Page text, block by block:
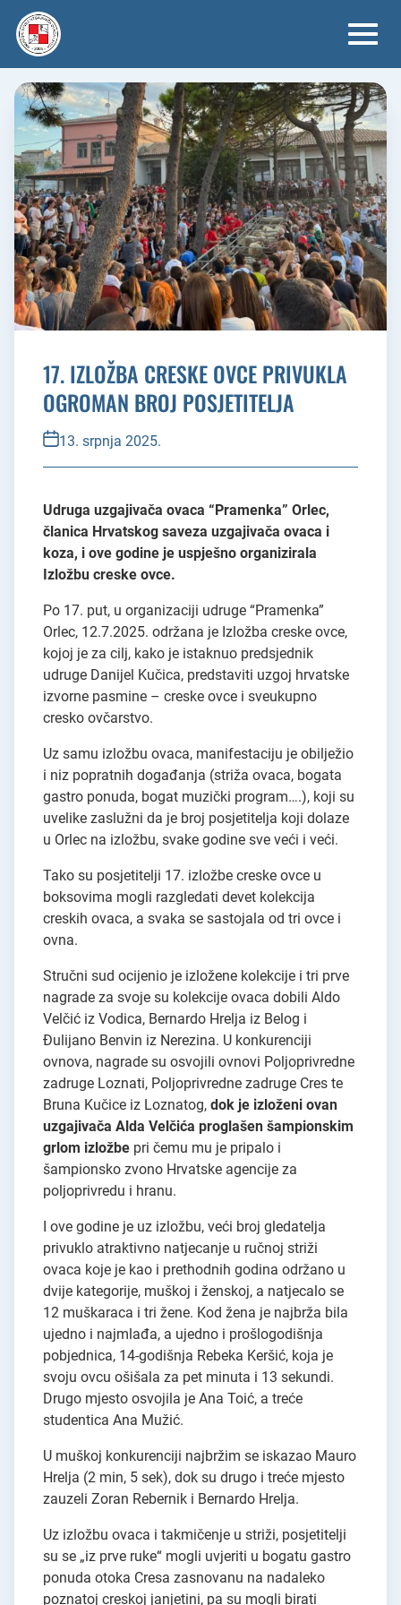
content
17. IZLOŽBA CRESKE OVCE PRIVUKLA
OGROMAN BROJ POSJETITELJA
13. srpnja 2025.
Udruga uzgajivača ovaca “Pramenka” Orlec,
članica Hrvatskog saveza uzgajivača ovaca i
koza, i ove godine je uspješno organizirala
Izložbu creske ovce.
Po 17. put, u organizaciji udruge “Pramenka”
Orlec, 12.7.2025. održana je Izložba creske ovce,
kojoj je za cilj, kako je istaknuo predsjednik
udruge Danijel Kučica, predstaviti uzgoj hrvatske
izvorne pasmine – creske ovce i sveukupno
cresko ovčarstvo.
Uz samu izložbu ovaca, manifestaciju je obilježio
i niz popratnih događanja (striža ovaca, bogata
gastro ponuda, bogat muzički program….), koji su
uvelike zaslužni da je broj posjetitelja koji dolaze
u Orlec na izložbu, svake godine sve veći i veći.
Tako su posjetitelji 17. izložbe creske ovce u
boksovima mogli razgledati devet kolekcija
creskih ovaca, a svaka se sastojala od tri ovce i
ovna.
Stručni sud ocijenio je izložene kolekcije i tri prve
nagrade za svoje su kolekcije ovaca dobili Aldo
Velčić iz Vodica, Bernardo Hrelja iz Belog i
Đulijano Benvin iz Nerezina. U konkurenciji
ovnova, nagrade su osvojili ovnovi Poljoprivredne
zadruge Loznati, Poljoprivredne zadruge Cres te
Bruna Kučice iz Loznatog, dok je izloženi ovan
uzgajivača Alda Velčića proglašen šampionskim
grlom izložbe pri čemu mu je pripalo i
šampionsko zvono Hrvatske agencije za
poljoprivredu i hranu.
I ove godine je uz izložbu, veći broj gledatelja
privuklo atraktivno natjecanje u ručnoj striži
ovaca koje je kao i prethodnih godina održano u
dvije kategorije, muškoj i ženskoj, a natjecalo se
12 muškaraca i tri žene. Kod žena je najbrža bila
ujedno i najmlađa, a ujedno i prošlogodišnja
pobjednica, 14-godišnja Rebeka Keršić, koja je
svoju ovcu ošišala za pet minuta i 13 sekundi.
Drugo mjesto osvojila je Ana Toić, a treće
studentica Ana Mužić.
U muškoj konkurenciji najbržim se iskazao Mauro
Hrelja (2 min, 5 sek), dok su drugo i treće mjesto
zauzeli Zoran Rebernik i Bernardo Hrelja.
Uz izložbu ovaca i takmičenje u striži, posjetitelji
su se „iz prve ruke“ mogli uvjeriti u bogatu gastro
ponuda otoka Cresa zasnovanu na nadaleko
poznatoj creskoj janjetini, pa su mogli birati